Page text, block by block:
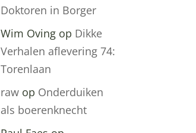
Doktoren in Borger
Wim Oving op Dikke
Verhalen aflevering 74:
Torenlaan
raw op Onderduiken
als boerenknecht